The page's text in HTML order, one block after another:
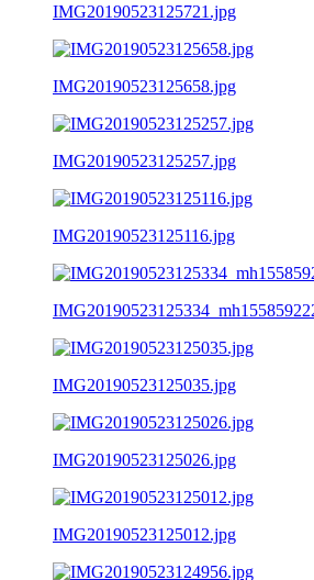
IMG20190523125721.jpg
IMG20190523125658.jpg
IMG20190523125257.jpg
IMG20190523125116.jpg
IMG20190523125035.jpg
IMG20190523125026.jpg
IMG20190523125012.jpg